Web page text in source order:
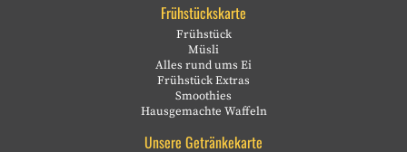
Frühstückskarte
Frühstück
Müsli
Alles rund ums Ei
Frühstück Extras
Smoothies
Hausgemachte Waffeln
Unsere Getränkekarte